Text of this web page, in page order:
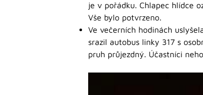
je v pořádku. Chlapec hlídce
Vše bylo potvrzeno.
Ve večerních hodinách
srazil autobus linky 317 s
pruh průjezdný. Účastníci